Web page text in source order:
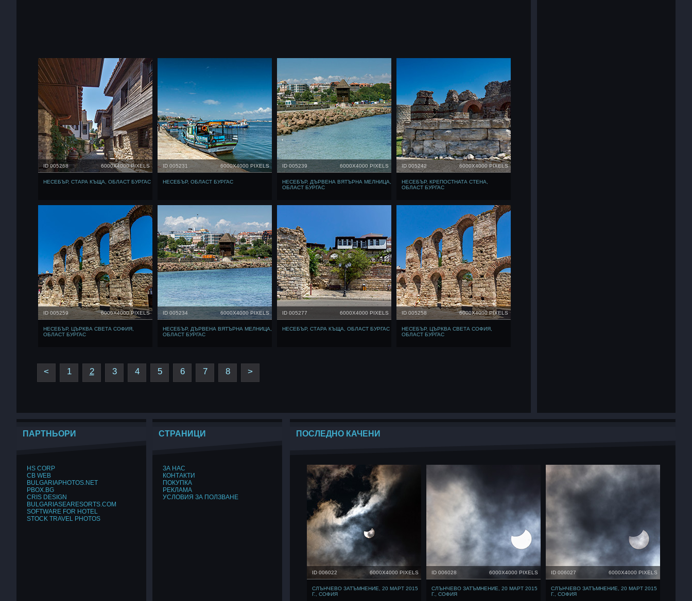
ID 005268 6000X4000 PIXELS
НЕСЕБЪР, СТАРА КЪЩА, ОБЛАСТ БУРГАС
ID 005231 6000X4000 PIXELS
НЕСЕБЪР, ОБЛАСТ БУРГАС
ID 005239 6000X4000 PIXELS
НЕСЕБЪР, ДЪРВЕНА ВЯТЪРНА МЕЛНИЦА,
ОБЛАСТ БУРГАС
ID 005242 6000X4000 PIXELS
НЕСЕБЪР, КРЕПОСТНАТА СТЕНА,
ОБЛАСТ БУРГАС
ID 005259 6000X4000 PIXELS
НЕСЕБЪР, ЦЪРКВА СВЕТА СОФИЯ,
ОБЛАСТ БУРГАС
ID 005234 6000X4000 PIXELS
НЕСЕБЪР, ДЪРВЕНА ВЯТЪРНА МЕЛНИЦА,
ОБЛАСТ БУРГАС
ID 005277 6000X4000 PIXELS
НЕСЕБЪР, СТАРА КЪЩА, ОБЛАСТ БУРГАС
ID 005258 6000X4000 PIXELS
НЕСЕБЪР, ЦЪРКВА СВЕТА СОФИЯ,
ОБЛАСТ БУРГАС
< 1 2 3 4 5 6 7 8 >
ПАРТНЬОРИ
HS CORP
CB WEB
BULGARIAPHOTOS.NET
PBOX.BG
CRIS DESIGN
BULGARIASEARESORTS.COM
SOFTWARE FOR HOTEL
STOCK TRAVEL PHOTOS
СТРАНИЦИ
ЗА НАС
КОНТАКТИ
ПОКУПКА
РЕКЛАМА
УСЛОВИЯ ЗА ПОЛЗВАНЕ
ПОСЛЕДНО КАЧЕНИ
ID 006022 6000X4000 PIXELS
СЛЪНЧЕВО ЗАТЪМНЕНИЕ, 20 МАРТ 2015
Г., СОФИЯ
ID 006028 6000X4000 PIXELS
СЛЪНЧЕВО ЗАТЪМНЕНИЕ, 20 МАРТ 2015
Г., СОФИЯ
ID 006027 6000X4000 PIXELS
СЛЪНЧЕВО ЗАТЪМНЕНИЕ, 20 МАРТ 2015
Г., СОФИЯ